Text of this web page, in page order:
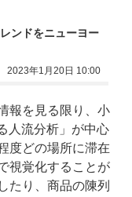
ンドをニューヨー
2023年1月20日 10:00
報を見る限り、小
人流分析」が中心
度どの場所に滞在
視覚化することが
たり、商品の陳列